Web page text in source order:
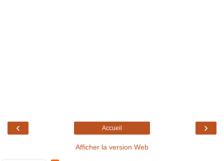
‹ ›
Accueil
Afficher la version Web